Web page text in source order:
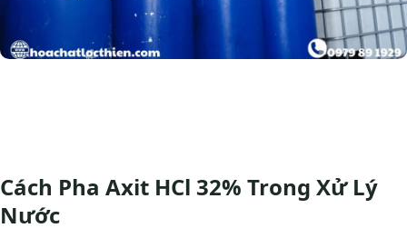
Cách Pha Axit HCl 32% Trong Xử Lý
Nước